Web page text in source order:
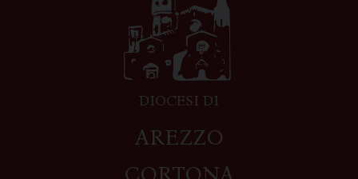
DIOCESI DI
AREZZO